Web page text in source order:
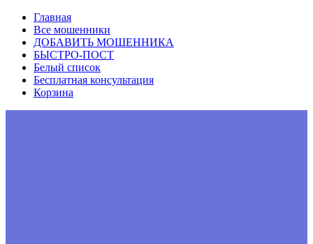
Главная
Все мошенники
ДОБАВИТЬ МОШЕННИКА
БЫСТРО-ПОСТ
Белый список
Бесплатная консультация
Корзина